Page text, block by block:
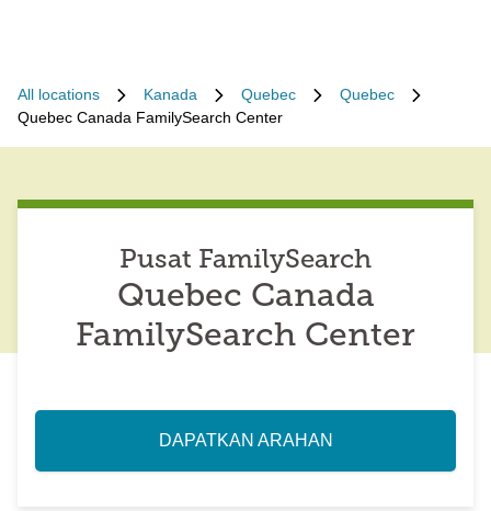
All locations Kanada Quebec
Quebec
Quebec Canada FamilySearch Center
Pusat FamilySearch
Quebec Canada
FamilySearch Center
DAPATKAN ARAHAN